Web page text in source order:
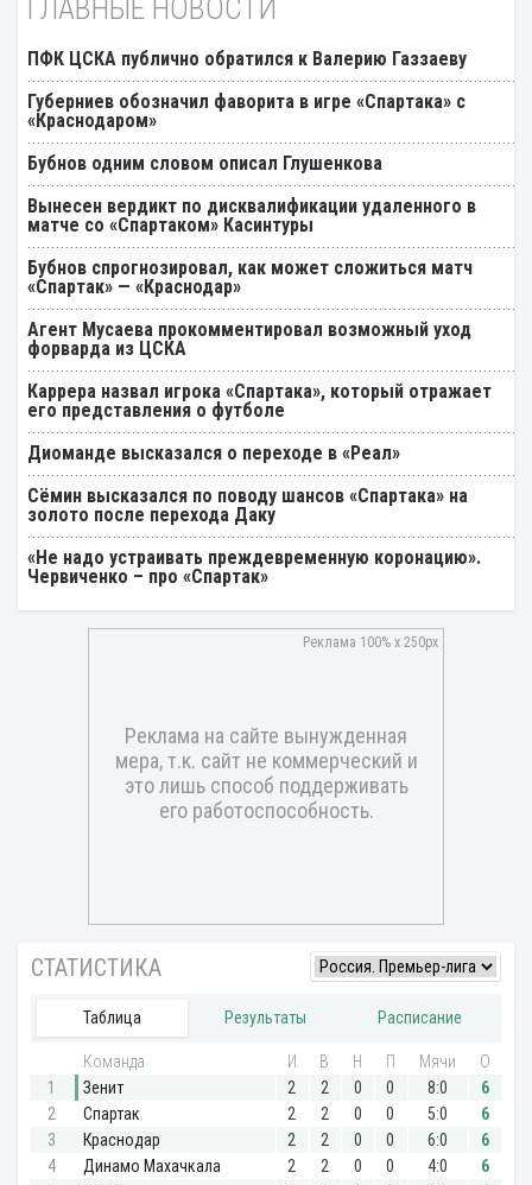
ГЛАВНЫЕ НОВОСТИ
ПФК ЦСКА публично обратился к Валерию Газзаеву
Губерниев обозначил фаворита в игре «Спартака» с
«Краснодаром»
Бубнов одним словом описал Глушенкова
Вынесен вердикт по дисквалификации удаленного в
матче со «Спартаком» Касинтуры
Бубнов спрогнозировал, как может сложиться матч
«Спартак» — «Краснодар»
Агент Мусаева прокомментировал возможный уход
форварда из ЦСКА
Каррера назвал игрока «Спартака», который отражает
его представления о футболе
Диоманде высказался о переходе в «Реал»
Cёмин высказался по поводу шансов «Спартака» на
золото после перехода Даку
«Не надо устраивать преждевременную коронацию».
Червиченко – про «Спартак»